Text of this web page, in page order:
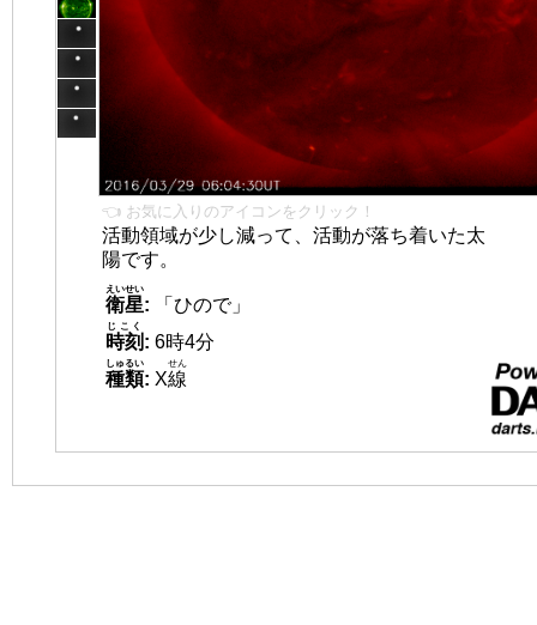
👈 お気に入りのアイコンをクリック！
活動領域が少し減って、活動が落ち着いた太
陽です。
衛星
えいせい
:
「ひので」
時刻
じこく
: 6時4分
種類
しゅるい
: X線
せん